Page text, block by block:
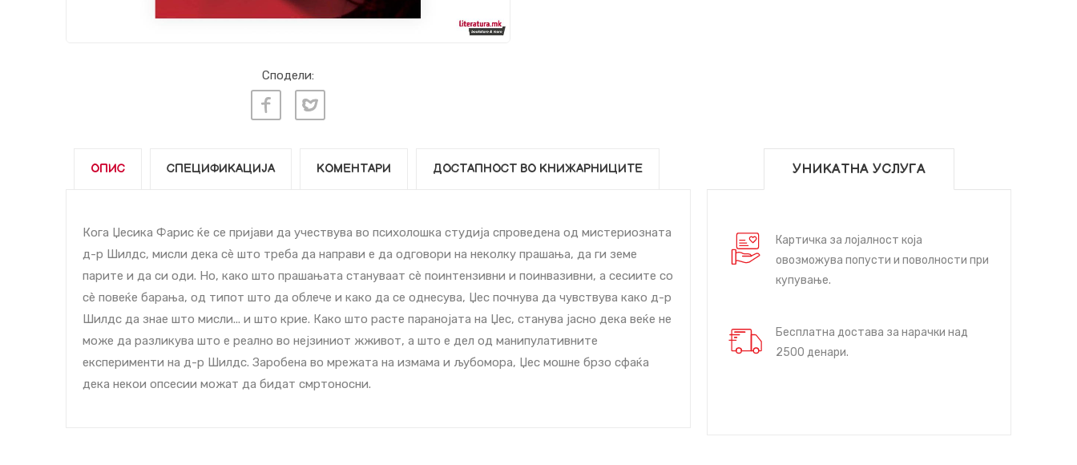
Сподели:
ОПИС СПЕЦИФИКАЦИЈА КОМЕНТАРИ ДОСТАПНОСТ ВО КНИЖАРНИЦИТЕ
Кога Џесика Фарис ќе се пријави да учествува во психолошка студија спроведена од мистериозната
д-р Шилдс, мисли дека сѐ што треба да направи е да одговори на неколку прашања, да ги земе
парите и да си оди. Но, како што прашањата стануваат сѐ поинтензивни и поинвазивни, а сесиите со
сѐ повеќе барања, од типот што да облече и како да се однесува, Џес почнува да чувствува како д-р
Шилдс да знае што мисли... и што крие. Како што расте паранојата на Џес, станува јасно дека веќе не
може да разликува што е реално во нејзиниот жживот, а што е дел од манипулативните
експерименти на д-р Шилдс. Заробена во мрежата на измама и љубомора, Џес мошне брзо сфаќа
дека некои опсесии можат да бидат смртоносни.
УНИКАТНА УСЛУГА
Картичка за лојалност која
овозможува попусти и поволности при
купување.
Бесплатна достава за нарачки над
2500 денари.